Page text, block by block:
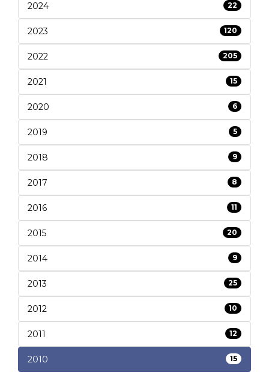
2024 22
2023 120
2022 205
2021 15
2020 6
2019 5
2018 9
2017 8
2016 11
2015 20
2014 9
2013 25
2012 10
2011 12
2010 15